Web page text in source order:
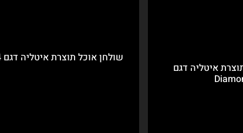
איטליה דגם
שולחן אוכל תוצרת איטליה דגם 4×4